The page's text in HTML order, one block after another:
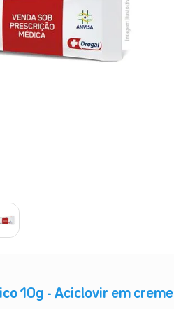
10g - Aciclovir em creme